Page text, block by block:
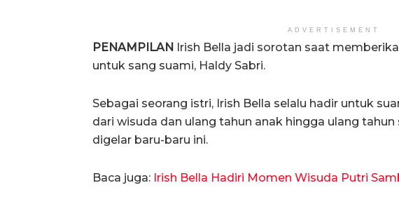
ADVERTISEMENT
PENAMPILAN Irish Bella jadi sorotan saat
untuk sang suami, Haldy Sabri.
Sebagai seorang istri, Irish Bella selalu hadir untuk
dari wisuda dan ulang tahun anak hingga ulang
digelar baru-baru ini.
Baca juga: Irish Bella Hadiri Momen Wisuda Putri